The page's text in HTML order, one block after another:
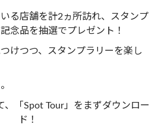
る店舗を計2ヵ所訪れ、スタンプ
念品を抽選でプレゼント！
けつつ、スタンプラリーを楽し
、「Spot Tour」をまずダウンロー
ド！